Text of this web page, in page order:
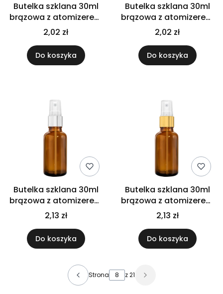
Butelka szklana 30ml
brązowa z atomizerem
białym
2,02 zł
Do koszyka
Butelka szklana 30ml
brązowa z atomizerem
czarnym
2,02 zł
Do koszyka
Butelka szklana 30ml
brązowa z atomizerem
srebrnym
2,13 zł
Do koszyka
Butelka szklana 30ml
brązowa z atomizerem
złotym
2,13 zł
Do koszyka
Strona z 21